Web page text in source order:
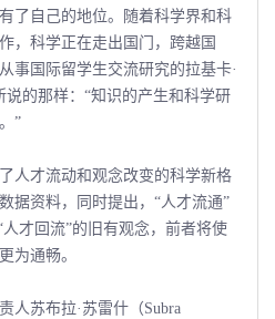
了自己的地位。随着科学界和科
，科学正在走出国门，跨越国
事国际留学生交流研究的拉基卡·
说的那样：“知识的产生和科学研
”
才流动和观念改变的科学新格
据资料，同时提出，“人才流通”
才回流”的旧有观念，前者将使
为通畅。
苏布拉·苏雷什（Subra